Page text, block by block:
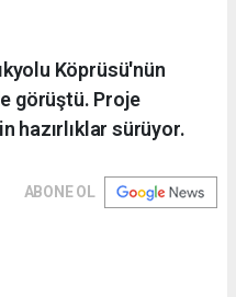
Köprüsü'nün
görüştü. Proje
hazırlıklar sürüyor.
ABONE OL